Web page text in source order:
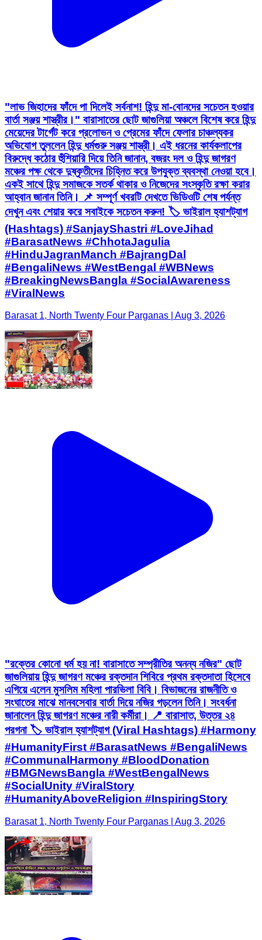
"লাভ জিহাদের ফাঁদে পা দিলেই সর্বনাশ! হিন্দু মা-বোনদের সচেতন হওয়ার
বার্তা সঞ্জয় শাস্ত্রীর।" বারাসাতের ছোট জাগুলিয়া অঞ্চলে বিশেষ করে হিন্দু
মেয়েদের টার্গেট করে প্রলোভন ও প্রেমের ফাঁদে ফেলার চাঞ্চল্যকর
অভিযোগ তুললেন হিন্দু ধর্মগুরু সঞ্জয় শাস্ত্রী। এই ধরনের কার্যকলাপের
বিরুদ্ধে কঠোর হুঁশিয়ারি দিয়ে তিনি জানান, বজরং দল ও হিন্দু জাগরণ
মঞ্চের পক্ষ থেকে দুষ্কৃতীদের চিহ্নিত করে উপযুক্ত ব্যবস্থা নেওয়া হবে।
একই সাথে হিন্দু সমাজকে সতর্ক থাকার ও নিজেদের সংস্কৃতি রক্ষা করার
আহ্বান জানান তিনি। 📌 সম্পূর্ণ খবরটি দেখতে ভিডিওটি শেষ পর্যন্ত
দেখুন এবং শেয়ার করে সবাইকে সচেতন করুন! 🏷️ ভাইরাল হ্যাশট্যাগ
(Hashtags) #SanjayShastri #LoveJihad
#BarasatNews #ChhotaJagulia
#HinduJagranManch #BajrangDal
#BengaliNews #WestBengal #WBNews
#BreakingNewsBangla #SocialAwareness
#ViralNews
Barasat 1, North Twenty Four Parganas | Aug 3, 2026
"রক্তের কোনো ধর্ম হয় না! বারাসাতে সম্প্রীতির অনন্য নজির" ছোট
জাগুলিয়ায় হিন্দু জাগরণ মঞ্চের রক্তদান শিবিরে প্রথম রক্তদাতা হিসেবে
এগিয়ে এলেন মুসলিম মহিলা পারভিলা বিবি। বিভাজনের রাজনীতি ও
সংঘাতের মাঝে মানবসেবার বার্তা দিয়ে নজির গড়লেন তিনি। সংবর্ধনা
জানালেন হিন্দু জাগরণ মঞ্চের নারী কর্মীরা। 📍 বারাসাত, উত্তর ২৪
পরগনা 🏷️ ভাইরাল হ্যাশট্যাগ (Viral Hashtags) #Harmony
#HumanityFirst #BarasatNews #BengaliNews
#CommunalHarmony #BloodDonation
#BMGNewsBangla #WestBengalNews
#SocialUnity #ViralStory
#HumanityAboveReligion #InspiringStory
Barasat 1, North Twenty Four Parganas | Aug 3, 2026